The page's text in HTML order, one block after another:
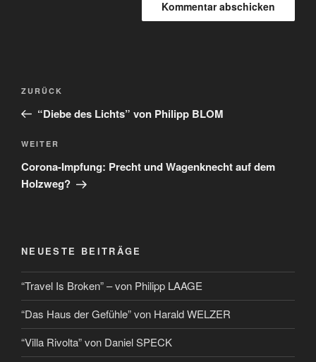
ZURÜCK
“Diebe des Lichts” von Philipp BLOM
WEITER
Corona-Impfung: Precht und Wagenknecht auf dem
Holzweg?
NEUESTE BEITRÄGE
“Travel Is Broken” – von Philipp LAAGE
“Das Haus der Gefühle” von Harald WELZER
“Villa Rivolta” von Daniel SPECK